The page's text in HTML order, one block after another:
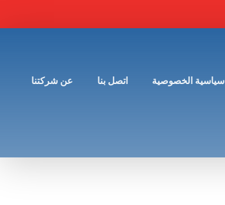
سياسية الخصوصية اتصل بنا عن شركتنا